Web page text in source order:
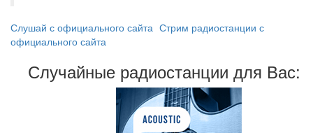
Слушай с официального сайта Стрим радиостанции с
официального сайта
Случайные радиостанции для Вас: